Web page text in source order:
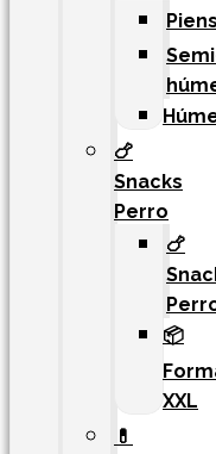
🍗
Snacks
Perro
🍗
📦
XXL
💊